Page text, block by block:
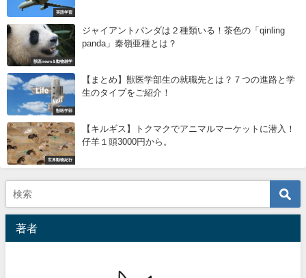
英語学習
獣医news＆動物雑学
ジャイアントパンダは２種類いる！茶色の「qinling
panda」秦嶺亜種とは？
獣医学部
【まとめ】獣医学部生の就職先とは？７つの進路と学
生のタイプをご紹介！
世界動物紀行
【キルギス】トクマクでアニマルマーケットに潜入！
仔羊１頭3000円から。
著者